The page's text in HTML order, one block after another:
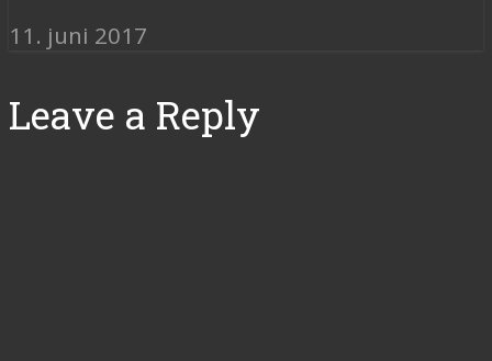
11. juni 2017
Leave a Reply